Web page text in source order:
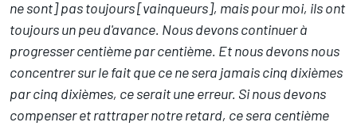
ne sont] pas toujours [vainqueurs], mais pour moi, ils ont
toujours un peu d'avance. Nous devons continuer à
progresser centième par centième. Et nous devons nous
concentrer sur le fait que ce ne sera jamais cinq dixièmes
par cinq dixièmes, ce serait une erreur. Si nous devons
compenser et rattraper notre retard, ce sera centième